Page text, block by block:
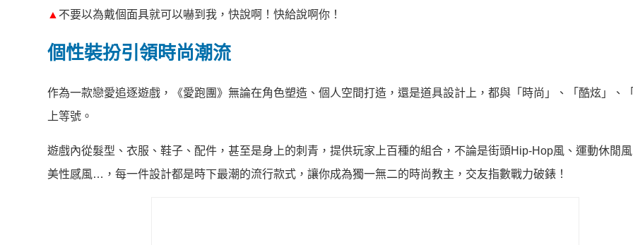
▲ 不要以為戴個面具就可以嚇到我，快說啊！快給說啊你！
個性裝扮引領時尚潮流
作為一款戀愛追逐遊戲，《愛跑團》無論在角色塑造、個人空間打造，還是道具設計上，都與「時尚」、「酷炫」、
上等號。
遊戲內從髮型、衣服、鞋子、配件，甚至是身上的刺青，提供玩家上百種的組合，不論是街頭Hip-Hop風、運動休閒
美性感風…，每一件設計都是時下最潮的流行款式，讓你成為獨一無二的時尚教主，交友指數戰力破錶！